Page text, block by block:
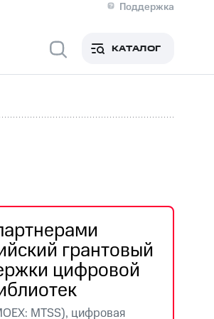
Поддержка
Медиа-центр
акций
КАТАЛОГ
грантовый
цифровой
MTSS), цифровая